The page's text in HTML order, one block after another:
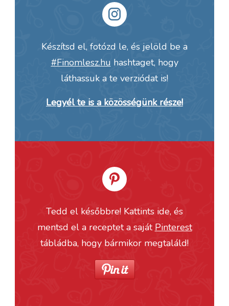
Készítsd el, fotózd le, és jelöld be a
#Finomlesz.hu hashtaget, hogy
láthassuk a te verziódat is!
Legyél te is a közösségünk része!
Tedd el későbbre! Kattints ide, és
mentsd el a receptet a saját Pinterest
tábládba, hogy bármikor megtaláld!